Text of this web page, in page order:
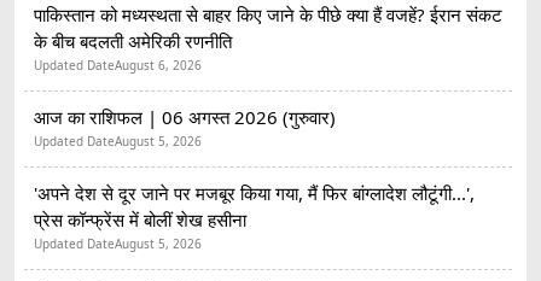
पाकिस्तान को मध्यस्थता से बाहर किए जाने के पीछे क्या हैं वजहें? ईरान संकट
के बीच बदलती अमेरिकी रणनीति
Updated DateAugust 6, 2026
आज का राशिफल | 06 अगस्त 2026 (गुरुवार)
Updated DateAugust 5, 2026
'अपने देश से दूर जाने पर मजबूर किया गया, मैं फिर बांग्लादेश लौटूंगी...',
प्रेस कॉन्फ्रेंस में बोलीं शेख हसीना
Updated DateAugust 5, 2026